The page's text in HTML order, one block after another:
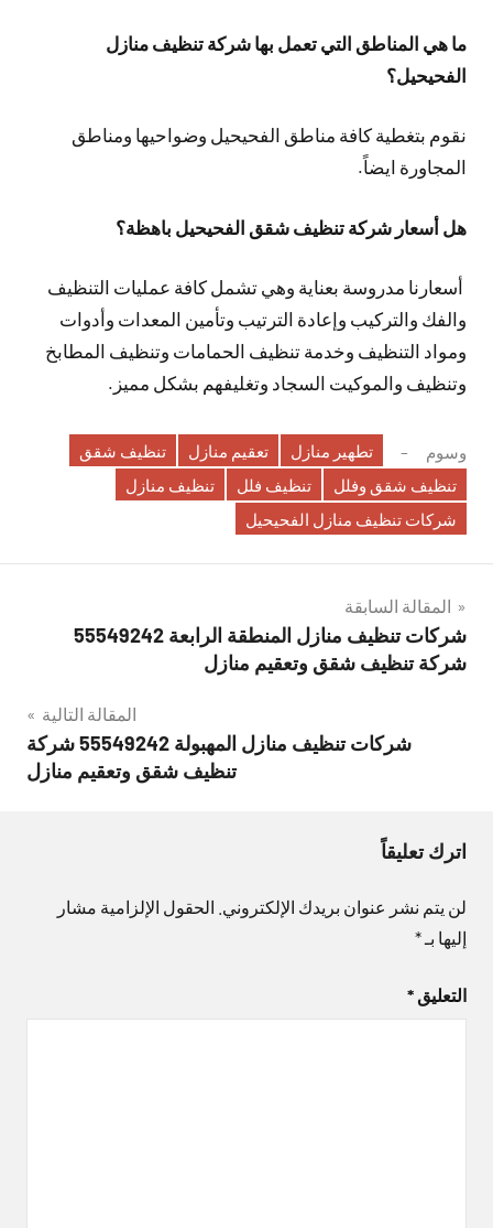
ما هي المناطق التي تعمل بها شركة تنظيف منازل
الفحيحيل؟
نقوم بتغطية كافة مناطق الفحيحيل وضواحيها ومناطق
المجاورة ايضاً.
هل أسعار شركة تنظيف شقق الفحيحيل باهظة؟
أسعارنا مدروسة بعناية وهي تشمل كافة عمليات التنظيف
والفك والتركيب وإعادة الترتيب وتأمين المعدات وأدوات
ومواد التنظيف وخدمة تنظيف الحمامات وتنظيف المطابخ
وتنظيف والموكيت السجاد وتغليفهم بشكل مميز.
وسوم تطهير منازل تعقيم منازل
تنظيف شقق
تنظيف شقق وفلل
تنظيف فلل
تنظيف منازل
شركات تنظيف منازل الفحيحيل
تصفّح
المقالات
المقالة السابقة
شركات تنظيف منازل المنطقة الرابعة 55549242
شركة تنظيف شقق وتعقيم منازل
المقالة التالية
شركات تنظيف منازل المهبولة 55549242 شركة
تنظيف شقق وتعقيم منازل
اترك تعليقاً
لن يتم نشر عنوان بريدك الإلكتروني. الحقول الإلزامية مشار
إليها بـ*
التعليق *